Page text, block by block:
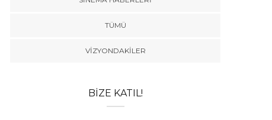
TÜMÜ
VIZYONDAKILER
BIZE KATIL!